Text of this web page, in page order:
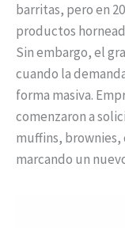
barritas, pero en
productos
Sin embargo, el
cuando la
forma masiva.
comenzaron a
muffins, brownies,
marcando un